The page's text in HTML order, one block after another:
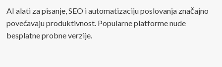
AI alati za pisanje, SEO i automatizaciju poslovanja značajno
povećavaju produktivnost. Popularne platforme nude
besplatne probne verzije.